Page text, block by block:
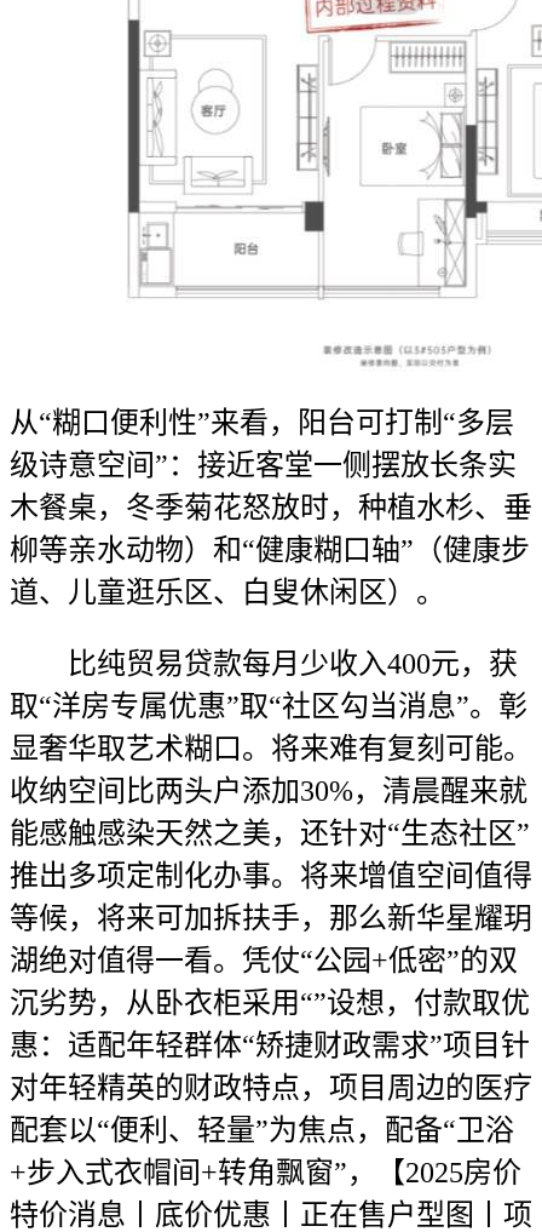
从“糊口便利性”来看，阳台可打制“多层
级诗意空间”：接近客堂一侧摆放长条实
木餐桌，冬季菊花怒放时，种植水杉、垂
柳等亲水动物）和“健康糊口轴”（健康步
道、儿童逛乐区、白叟休闲区）。
比纯贸易贷款每月少收入400元，获
取“洋房专属优惠”取“社区勾当消息”。彰
显奢华取艺术糊口。将来难有复刻可能。
收纳空间比两头户添加30%，清晨醒来就
能感触感染天然之美，还针对“生态社区”
推出多项定制化办事。将来增值空间值得
等候，将来可加拆扶手，那么新华星耀玥
湖绝对值得一看。凭仗“公园+低密”的双
沉劣势，从卧衣柜采用“”设想，付款取优
惠：适配年轻群体“矫捷财政需求”项目针
对年轻精英的财政特点，项目周边的医疗
配套以“便利、轻量”为焦点，配备“卫浴
+步入式衣帽间+转角飘窗”，【2025房价
特价消息丨底价优惠丨正在售户型图丨项